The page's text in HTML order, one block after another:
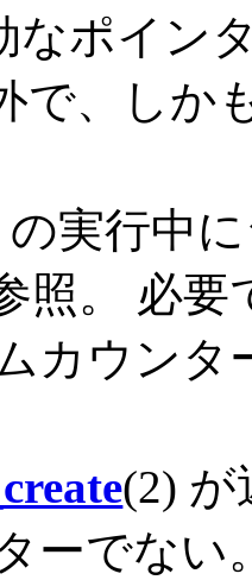
なポイン
で、しか
の実行中
照。 必
カウンタ
(2)
ーでない